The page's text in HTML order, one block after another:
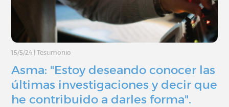
15/5/24 | Testimonio
Asma: "Estoy deseando conocer las
últimas investigaciones y decir que
he contribuido a darles forma".